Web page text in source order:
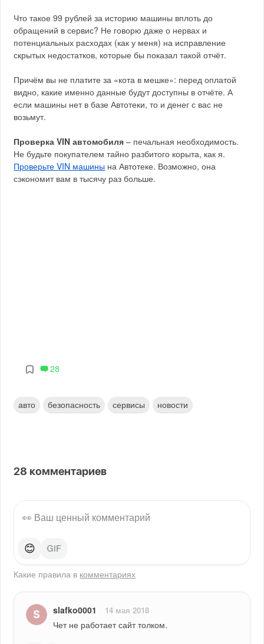
Что такое 99 рублей за историю машины вплоть до
обращений в сервис? Не говорю даже о нервах и
потенциальных расходах (как у меня) на исправление
скрытых недостатков, которые бы показал такой отчёт.
Причём вы не платите за «кота в мешке»: перед оплатой
видно, какие именно данные будут доступны в отчёте. А
если машины нет в базе Автотеки, то и денег с вас не
возьмут.
Проверка VIN автомобиля – печальная необходимость.
Не будьте покупателем тайно разбитого корыта, как я.
Проверьте VIN машины на Автотеке. Возможно, она
сэкономит вам в тысячу раз больше.
28
авто безопасность сервисы новости
28 комментариев
😊
Какие правила в комментариях
slafko0001 14 мая 2018
Чет не работает сайт толком.